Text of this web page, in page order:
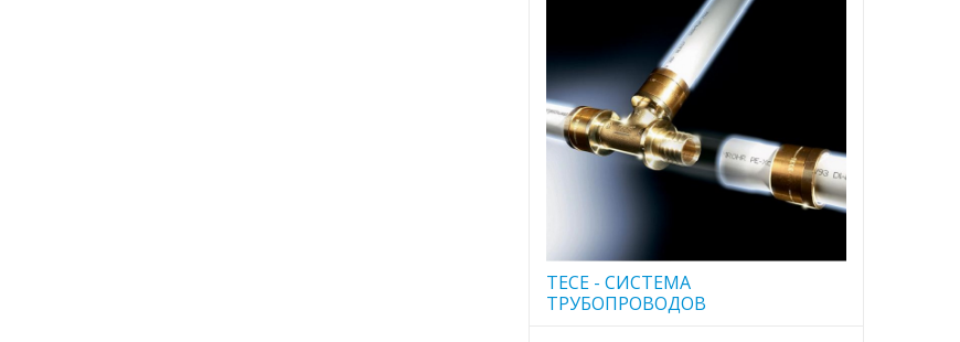
TECE - CИСТЕМА
ТРУБОПРОВОДОВ